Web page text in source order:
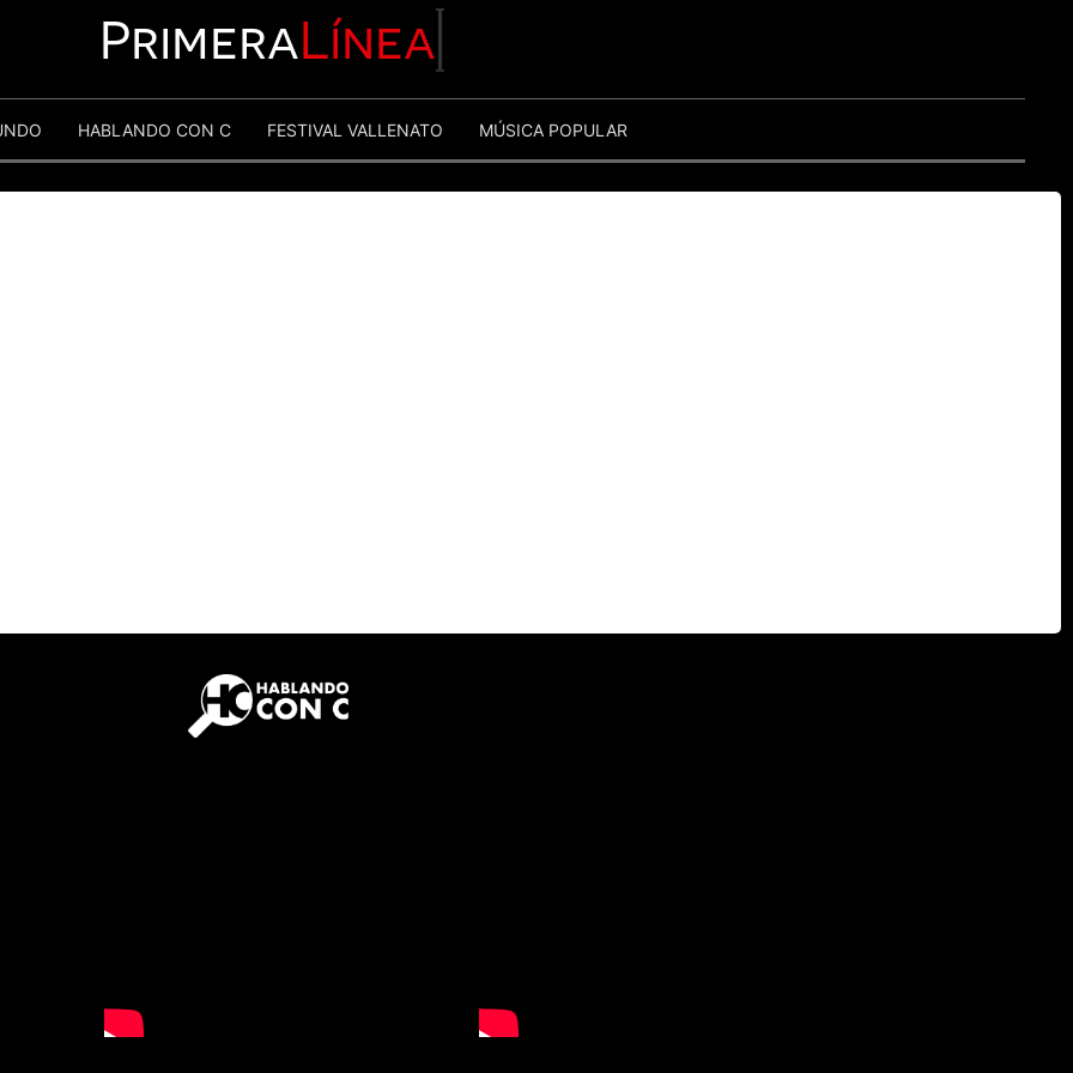
PrimeraLínea
HABLANDO CON C FESTIVAL VALLENATO MÚSICA POPULAR